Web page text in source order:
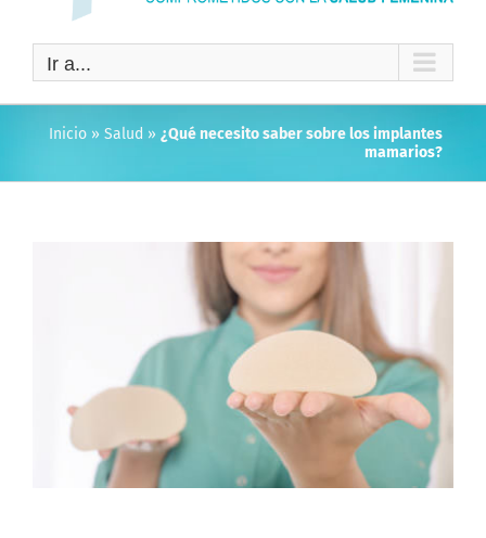
Ir a...
Inicio » Salud » ¿Qué necesito saber sobre los implantes
mamarios?